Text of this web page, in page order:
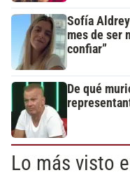
Sofía
mes de ser
confiar”
De qué
Lo más visto